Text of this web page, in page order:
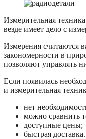
Измерительная
везде имеет дело с
Измерения считаются
закономерности в
позволяют управлять
Если появилась
и измерительная
нет
можно сравнить
доступные цены;
быстрая доставка.